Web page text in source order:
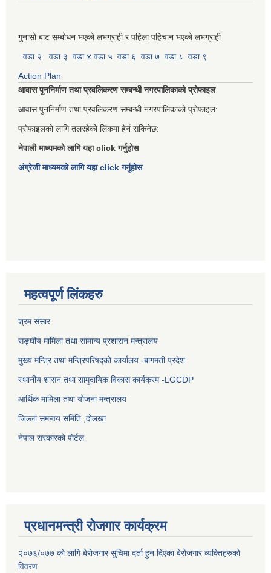
गुनासो बाट सम्बोधन भएको लभग्राही र पहिला पहिचान भएको लभग्राही
वडा २
वडा ३ वडा ४ वडा ५ वडा ६ वडा ७ वडा ८ वडा ९
Action Plan
आवास पुननिर्माण तथा प्रवलिकरण सम्बन्धी नगरपालिकाको प्रोफाइल
आवास पुननिर्माण तथा प्रवलिकरण सम्बन्धी नगरपालिकाको प्रोफाइल:
प्रोफाइलको लागि तलरहेको लिंकमा हेर्न सकिनेछ:
नेपाली माध्यमको लागि यहा click गर्नुहोस
अंग्रेजी माध्यमको लागि यहा click गर्नुहोस
महत्वपूर्ण लिंकहरु
श्रम संसार
सङ्घीय मामिला तथा सामान्य प्रशासन मन्त्रालय
मुख्य मन्त्रि तथा मन्त्रिपरिषद्को कार्यालय -बागमती प्रदेश
स्थानीय शासन तथा सामुदायिक विकास कार्यक्रम -LGCDP
आर्थिक मामिला तथा योजना मन्त्रालय
जिल्ला समन्वय समिति ,दोलखा
नेपाल सरकारको पोर्टल
प्रधानमन्त्री रोजगार कार्यक्रम
२०७६/०७७ को लागि बेरोजगार सुचिमा दर्ता हुन दिएका बेरोजगार व्यक्तिहरुको
विवरण